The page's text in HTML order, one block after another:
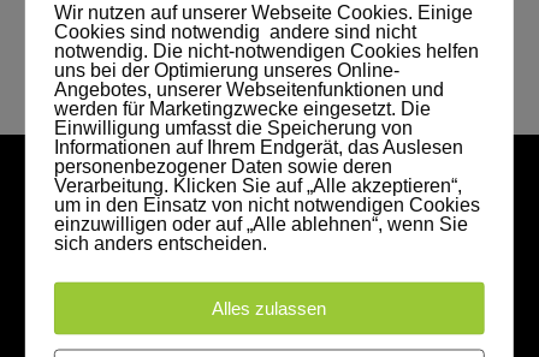
Wir nutzen auf unserer Webseite Cookies. Einige
Cookies sind notwendig andere sind nicht
notwendig. Die nicht-notwendigen Cookies helfen
uns bei der Optimierung unseres Online-
Angebotes, unserer Webseitenfunktionen und
werden für Marketingzwecke eingesetzt. Die
Einwilligung umfasst die Speicherung von
Informationen auf Ihrem Endgerät, das Auslesen
personenbezogener Daten sowie deren
Verarbeitung. Klicken Sie auf „Alle akzeptieren“,
um in den Einsatz von nicht notwendigen Cookies
einzuwilligen oder auf „Alle ablehnen“, wenn Sie
sich anders entscheiden.
Alles zulassen